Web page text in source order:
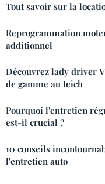
Tout savoir sur la
Reprogrammation
additionnel
Découvrez lady driver
de gamme au teich
Pourquoi l'entretien
est-il crucial ?
10 conseils
l'entretien auto